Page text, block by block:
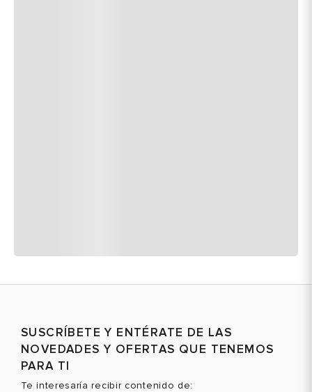
SUSCRÍBETE Y ENTÉRATE DE LAS
NOVEDADES Y OFERTAS QUE TENEMOS
PARA TI
Te interesaría recibir contenido de: